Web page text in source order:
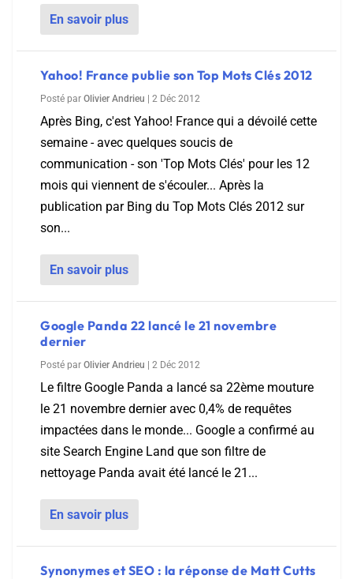
En savoir plus
Yahoo! France publie son Top Mots Clés 2012
Posté par Olivier Andrieu 2 Déc 2012
Après Bing, c'est Yahoo! France qui a dévoilé cette
semaine - avec quelques soucis de
communication - son 'Top Mots Clés' pour les 12
mois qui viennent de s'écouler... Après la
publication par Bing du Top Mots Clés 2012 sur
son...
En savoir plus
Google Panda 22 lancé le 21 novembre
dernier
Posté par Olivier Andrieu 2 Déc 2012
Le filtre Google Panda a lancé sa 22ème mouture
le 21 novembre dernier avec 0,4% de requêtes
impactées dans le monde... Google a confirmé au
site Search Engine Land que son filtre de
nettoyage Panda avait été lancé le 21...
En savoir plus
Synonymes et SEO : la réponse de Matt Cutts